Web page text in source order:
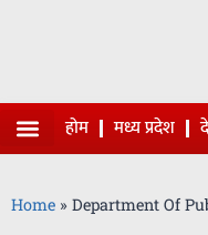
होम मध्य प्रदेश
Home » Department Of